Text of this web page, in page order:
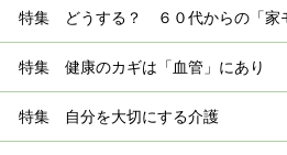
特集 どうする？ ６０代からの「家
特集 健康のカギは「血管」にあり
特集 自分を大切にする介護